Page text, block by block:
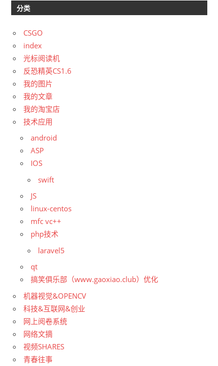
分类
CSGO
index
光标阅读机
反恐精英CS1.6
我的图片
我的文章
我的淘宝店
技术应用
android
ASP
IOS
swift
JS
linux-centos
mfc vc++
php技术
laravel5
qt
搞笑俱乐部（www.gaoxiao.club）优化
机器视觉&OPENCV
科技&互联网&创业
网上阅卷系统
网络文摘
视频SHARES
青春往事